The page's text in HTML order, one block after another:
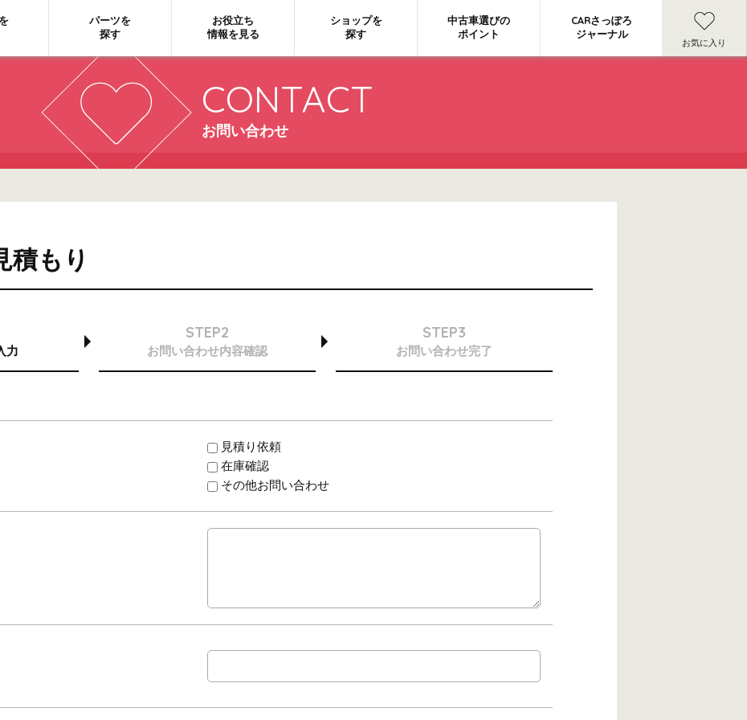
パーツを
探す
お役立ち
情報を見る
ショップを
探す
中古車選びの
ポイント
CARさっぽろ
ジャーナル
お気に入り
CONTACT
お問い合わせ
積もり
力
STEP2
お問い合わせ内容確認
STEP3
お問い合わせ完了
見積り依頼
在庫確認
その他お問い合わせ